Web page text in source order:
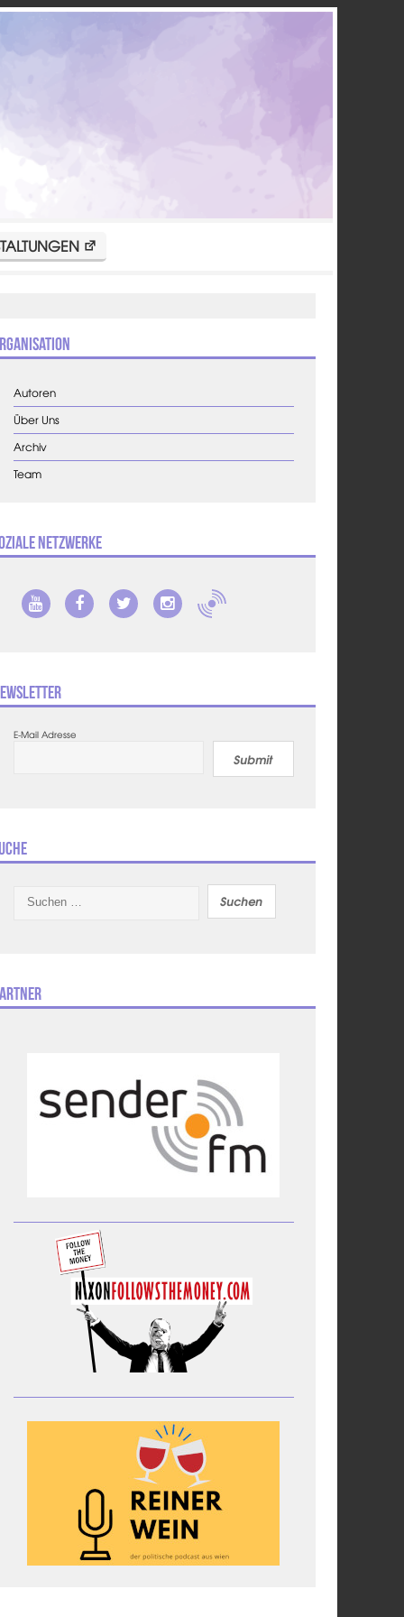
Autoren
Über Uns
Archiv
Team
Netzwerke
E-Mail Adresse
Submit
nach: